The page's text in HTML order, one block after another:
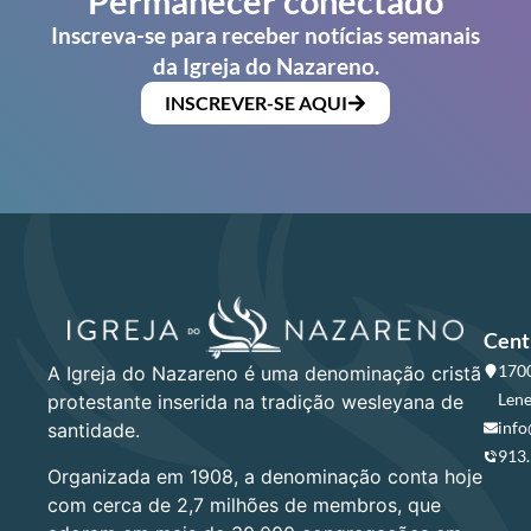
Inscreva-se para receber notícias semanais
da Igreja do Nazareno.
INSCREVER-SE AQUI
A Igreja do Nazareno é uma denominação cristã
protestante inserida na tradição wesleyana de
santidade.
Organizada em 1908, a denominação conta hoje
com cerca de 2,7 milhões de membros, que